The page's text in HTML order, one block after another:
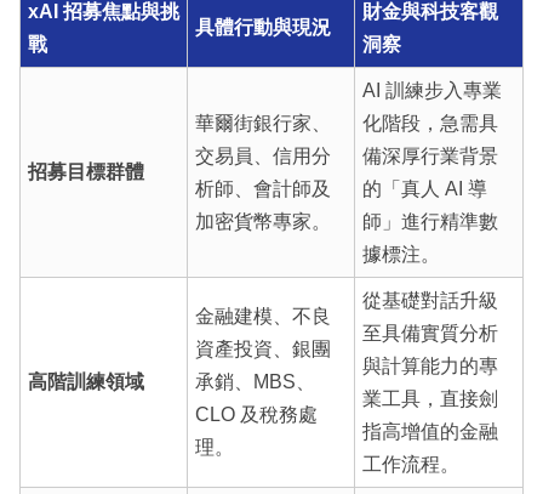
xAI 招募焦點與挑
戰
具體行動與現況
財金與科技客觀
洞察
招募目標群體
華爾街銀行家、
交易員、信用分
析師、會計師及
加密貨幣專家。
AI 訓練步入專業
化階段，急需具
備深厚行業背景
的「真人 AI 導
師」進行精準數
據標注。
高階訓練領域
金融建模、不良
資產投資、銀團
承銷、MBS、
CLO 及稅務處
理。
從基礎對話升級
至具備實質分析
與計算能力的專
業工具，直接劍
指高增值的金融
工作流程。